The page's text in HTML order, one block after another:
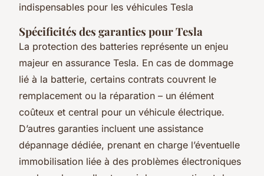
indispensables pour les véhicules Tesla
Spécificités des garanties pour Tesla
La protection des batteries représente un enjeu
majeur en assurance Tesla. En cas de dommage
lié à la batterie, certains contrats couvrent le
remplacement ou la réparation – un élément
coûteux et central pour un véhicule électrique.
D’autres garanties incluent une assistance
dépannage dédiée, prenant en charge l’éventuelle
immobilisation liée à des problèmes électroniques